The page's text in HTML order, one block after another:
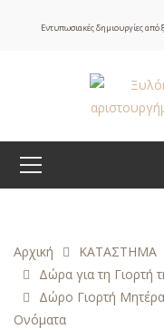
Εντυπωσιακές δημιουργίες από
Αρχική ΚΑΤΑΣΤΗΜΑ
Δώρα για τη Γιορτή
Δώρο Γιορτή
Ονόματα